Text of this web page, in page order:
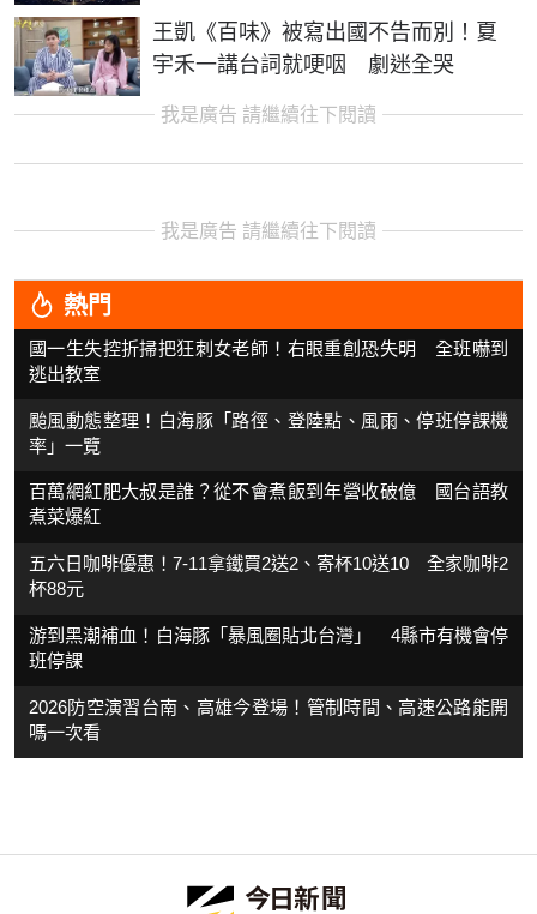
王凱《百味》被寫出國不告而別！夏
宇禾一講台詞就哽咽 劇迷全哭
我是廣告 請繼續往下閱讀
我是廣告 請繼續往下閱讀
熱門
國一生失控折掃把狂刺女老師！右眼重創恐失明 全班嚇到
逃出教室
颱風動態整理！白海豚「路徑、登陸點、風雨、停班停課機
率」一覽
百萬網紅肥大叔是誰？從不會煮飯到年營收破億 國台語教
煮菜爆紅
五六日咖啡優惠！7-11拿鐵買2送2、寄杯10送10 全家咖啡2
杯88元
游到黑潮補血！白海豚「暴風圈貼北台灣」 4縣市有機會停
班停課
2026防空演習台南、高雄今登場！管制時間、高速公路能開
嗎一次看